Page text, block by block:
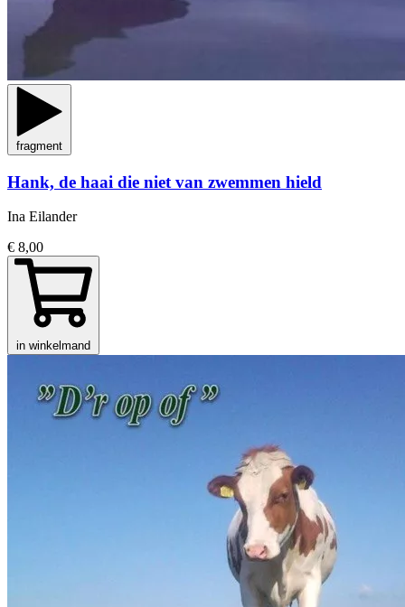
fragment
Hank, de haai die niet van zwemmen hield
Ina Eilander
€ 8,00
in winkelmand